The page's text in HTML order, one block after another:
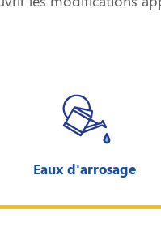
Eaux d'arrosage